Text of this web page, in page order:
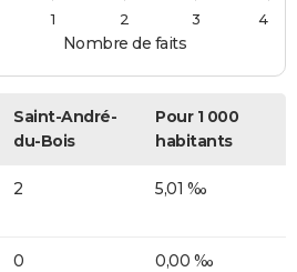
Nombre de faits
1 2 3 4
Saint-André-
du-Bois
Pour 1 000
habitants
2 5,01 ‰
0 0,00 ‰